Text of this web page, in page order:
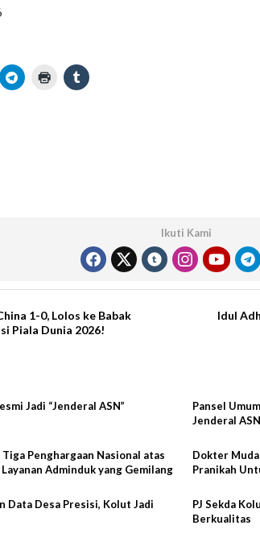
Ikuti Kami
1-0, Lolos ke Babak
Piala Dunia 2026!
Idul
Jadi “Jenderal ASN”
Pansel
Jenderal
Penghargaan Nasional atas
Adminduk yang Gemilang
Dokter
Pranikah
Data Desa Presisi, Kolut Jadi
PJ Sekda
Berkualitas